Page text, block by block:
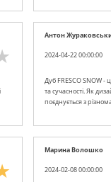
Антон
2024-04-22 00:00:00
Дуб FRESCO SNOW
та сучасності. Як
поєднується з
Марина Волошко
2024-02-08 00:00:00